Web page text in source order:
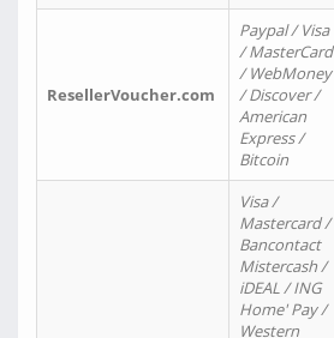
ResellerVoucher.com
Paypal / Visa
/ MasterCard
/ WebMoney
/ Discover /
American
Express /
Bitcoin
Visa /
Mastercard /
Bancontact
Mistercash /
iDEAL / ING
Home' Pay /
Western